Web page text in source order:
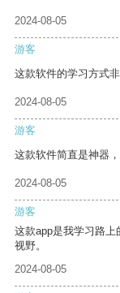
2024-08-05
游客
这款软件的学习方式
2024-08-05
游客
这款软件简直是神器
2024-08-05
游客
这款app是我学习路
视野。
2024-08-05